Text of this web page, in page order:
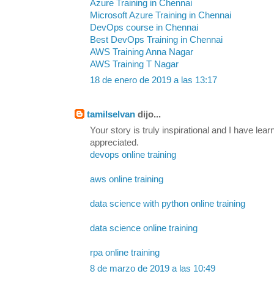
Azure Training in Chennai
Microsoft Azure Training in Chennai
DevOps course in Chennai
Best DevOps Training in Chennai
AWS Training Anna Nagar
AWS Training T Nagar
18 de enero de 2019 a las 13:17
tamilselvan dijo...
Your story is truly inspirational and I have
appreciated.
devops online training
aws online training
data science with python online training
data science online training
rpa online training
8 de marzo de 2019 a las 10:49